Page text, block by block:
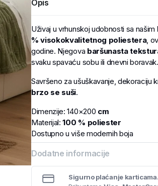
Opis
Uživaj u vrhunskoj udobnosti sa
% visokokvalitetnog poliestera,
godine. Njegova baršunasta
svaku spavaću sobu ili dnevni boravak.
Savršeno za ušuškavanje, dekoraciju
brzo se suši.
Dimenzije: 140×200 cm
Materijal:100 % poliester
Dostupno u više modernih boja
Dodatne informacije
Sigurno plaćanje karticama.